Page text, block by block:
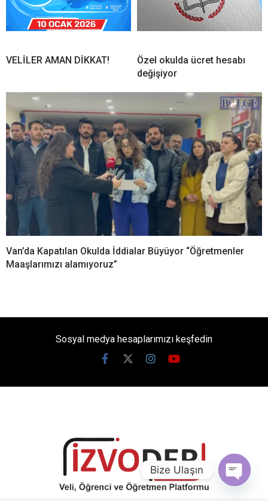
VELİLER AMAN DİKKAT!
Özel okulda ücret hesabı
değişiyor
Van’da Kapatılan Okulda İddialar Büyüyor “Öğretmenler
Maaşlarımızı alamıyoruz”
Sosyal medya hesaplarımızı keşfedin
Bize Ulaşın